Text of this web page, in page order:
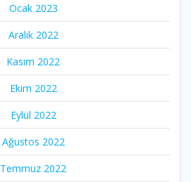
Ocak 2023
Aralık 2022
Kasım 2022
Ekim 2022
Eylül 2022
Ağustos 2022
Temmuz 2022